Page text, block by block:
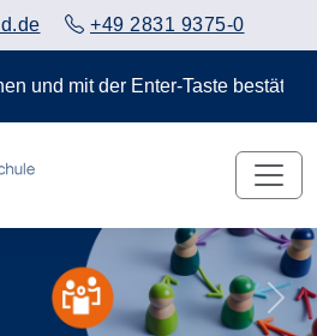
+49 2831 9375-0
und mit der Enter-Taste
anzeigen